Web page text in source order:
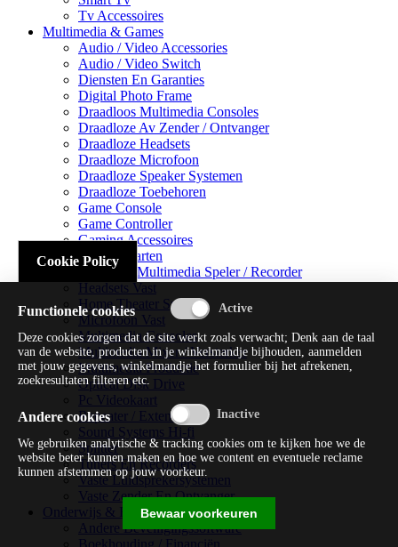
Tv Accessoires
Multimedia & Games
Audio / Video Accessories
Audio / Video Switch
Diensten En Garanties
Digital Photo Frame
Draadloos Multimedia Consoles
Draadloze Av Zender / Ontvanger
Draadloze Headsets
Draadloze Microfoon
Draadloze Speaker Systemen
Draadloze Toebehoren
Game Console
Game Controller
Gaming Accessoires
Geluidskaarten
Handheld Multimedia Speler / Recorder
Headsets Vast
Home Theater Systems
Microfoon Vast
Multimedia Consoles
Multimedia Mixer / Versterker
Multimedia Productie
Optical Disk Drive
Pc Videokaart
Repeater / Extender
Sound Systems Hi-fi
Splitter
Tuners En Recorders
Vaste Luidsprekersystemen
Vaste Zender En Ontvanger
Onderwijs & Recreatie
Andere Beveiligingssoftware
Cookie Policy
Functionele cookies
Deze cookies zorgen dat de site werkt zoals verwacht; Denk aan de taal
van de website, producten in je winkelmandje bijhouden, aanmelden
met jouw gegevens, winkelmandje het formulier bij het afrekenen,
zoekresultaten filteren etc.
Andere cookies
We gebruiken analytische & tracking cookies om te kijken hoe we de
website beter kunnen maken en hoe we content en eventuele reclame
kunnen afstemmen op jouw voorkeur.
Bewaar voorkeuren